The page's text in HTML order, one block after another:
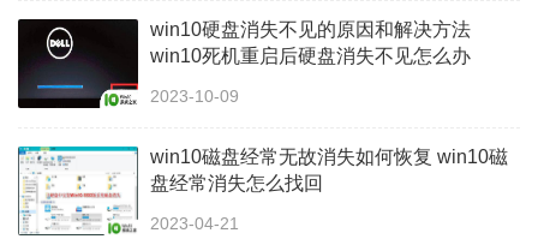
win10硬盘消失不见的原因和解决方法
win10死机重启后硬盘消失不见怎么办
2023-10-09
win10磁盘经常无故消失如何恢复 win10磁
盘经常消失怎么找回
2023-04-21